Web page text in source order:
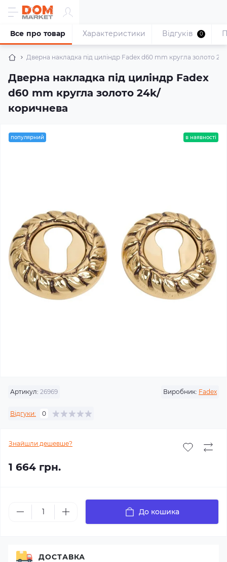
Дверна накладка під циліндр Fadex d60 mm кругла золото
Дверна накладка під циліндр Fadex
d60 mm кругла золото 24k/
коричнева
Все про товар Характеристики Відгуків 0
популярний в наявності
Артикул: 26969 Виробник: Fadex
Відгуки: 0
Знайшли дешевше?
1 664 грн.
До кошика
ДОСТАВКА